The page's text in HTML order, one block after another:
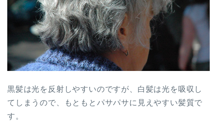
黒髪は光を反射しやすいのですが、白髪は光を吸収し
てしまうので、もともとパサパサに見えやすい髪質で
す。